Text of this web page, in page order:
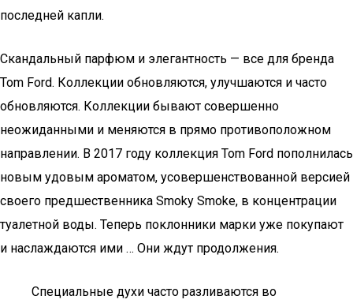
последней капли.
Скандальный парфюм и элегантность — все для бренда
Tom Ford. Коллекции обновляются, улучшаются и часто
обновляются. Коллекции бывают совершенно
неожиданными и меняются в прямо противоположном
направлении. В 2017 году коллекция Tom Ford пополнилась
новым удовым ароматом, усовершенствованной версией
своего предшественника Smoky Smoke, в концентрации
туалетной воды. Теперь поклонники марки уже покупают
и наслаждаются ими … Они ждут продолжения.
Специальные духи часто разливаются во